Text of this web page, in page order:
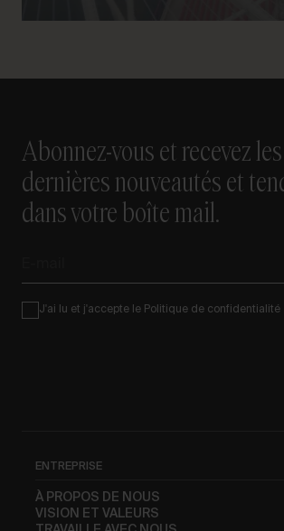
Abonnez-vous et recevez les
dernières nouveautés et
dans votre boîte mail.
Condiciones
J'ai lu et j'accepte le Politique de confidentialité
ENTREPRISE
À PROPOS DE NOUS
VISION ET VALEURS